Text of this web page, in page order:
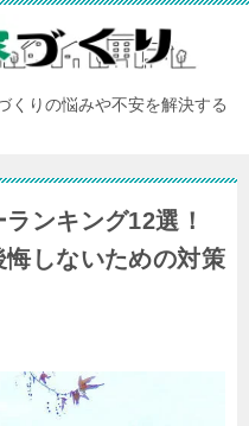
くりの悩みや不安を解決する
ンキング12選！
しないための対策